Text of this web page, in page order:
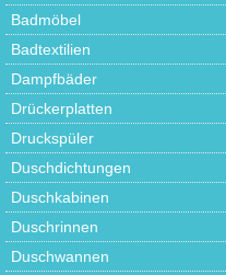
Badmöbel
Badtextilien
Dampfbäder
Drückerplatten
Druckspüler
Duschdichtungen
Duschkabinen
Duschrinnen
Duschwannen